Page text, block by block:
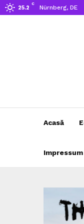
25.2
C
Nürnberg, DE
Acasă
Impressum